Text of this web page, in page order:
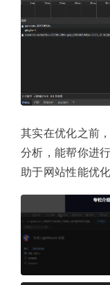
其实在优化之前
分析，能帮你进
助于网站性能优化